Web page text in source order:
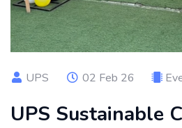
UPS 02 Feb 26
UPS Sustainable